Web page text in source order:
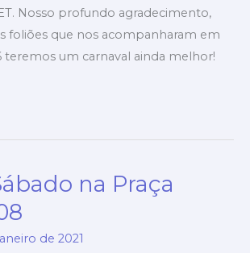
Nosso profundo agradecimento,
foliões que nos acompanharam em
teremos um carnaval ainda melhor!
na Praça
de 2021